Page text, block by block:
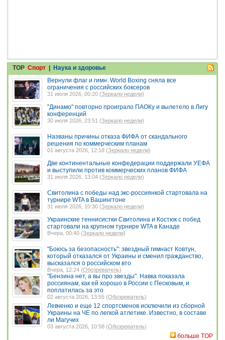
TOP Спорт | Наука и здоровье
Вернули флаг и гимн: World Boxing сняла все
ограничения с российских боксеров
31 июля 2026, 00:20 (Зеркало недели)
"Динамо" повторно проиграло ПАОКу и вылетело в Лигу
конференций
30 июля 2026, 23:51 (Зеркало недели)
Названы причины отказа ФИФА от скандального
решения по коммерческим планам
01 августа 2026, 12:18 (Зеркало недели)
Две континентальные конфедерации поддержали УЕФА
и выступили против коммерческих планов ФИФА
31 июля 2026, 13:04 (Зеркало недели)
Свитолина с победы над экс-россиянкой стартовала на
турнире WTA в Вашингтоне
31 июля 2026, 10:30 (Зеркало недели)
Украинские теннисистки Свитолина и Костюк с побед
стартовали на крупном турнире WTA в Канаде
Вчера, 00:40 (Зеркало недели)
"Боюсь за безопасность": звездный гимнаст Ковтун,
который отказался от Украины и сменил гражданство,
высказался о российском вто
Вчера, 12:24 (Обозреватель)
"Бензина нет, а вы про звезды". Навка показала
россиянам, как ей хорошо в России с Песковым, и
поплатилась за это
02 августа 2026, 13:55 (Обозреватель)
Левченко и еще 12 спортсменов исключили из сборной
Украины на ЧЕ по легкой атлетике. Известно, в составе
ли Магучих
03 августа 2026, 10:58 (Обозреватель)
больше TOP